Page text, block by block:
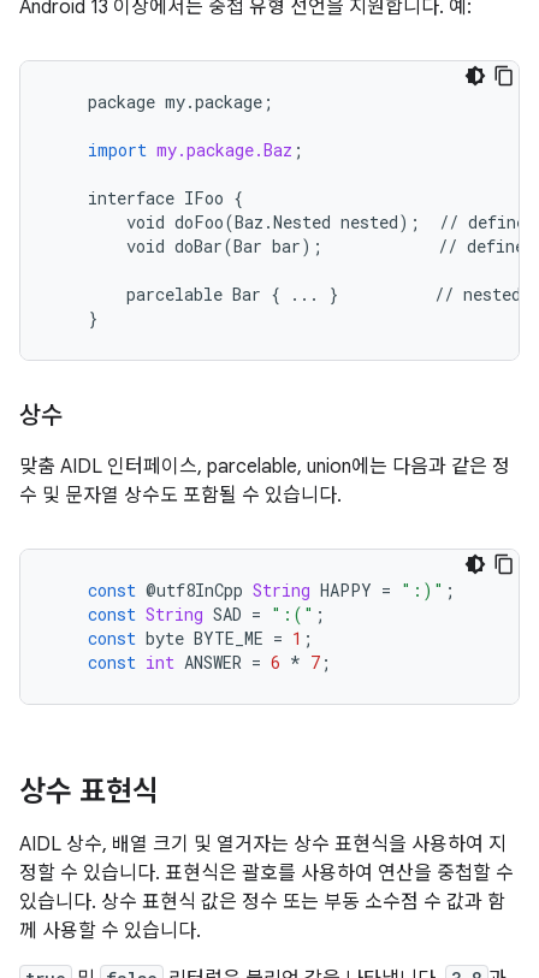
Android 13 이상에서는 중첩 유형 선언을 지원합니다. 예:
package my.package ;
import my.package.Baz ;
interface IFoo {
void doFoo(Baz .Nested nested); // defined
void doBar(Bar bar); // defined
parcelable Bar { ... } // nested
}
상수
맞춤 AIDL 인터페이스, parcelable, union에는 다음과 같은 정
수 및 문자열 상수도 포함될 수 있습니다.
const @utf8InCpp String HAPPY = ":)" ;
const String SAD = ":(" ;
const byte BYTE_ME = 1 ;
const int ANSWER = 6 * 7 ;
상수 표현식
AIDL 상수, 배열 크기 및 열거자는 상수 표현식을 사용하여 지
정할 수 있습니다. 표현식은 괄호를 사용하여 연산을 중첩할 수
있습니다. 상수 표현식 값은 정수 또는 부동 소수점 수 값과 함
께 사용할 수 있습니다.